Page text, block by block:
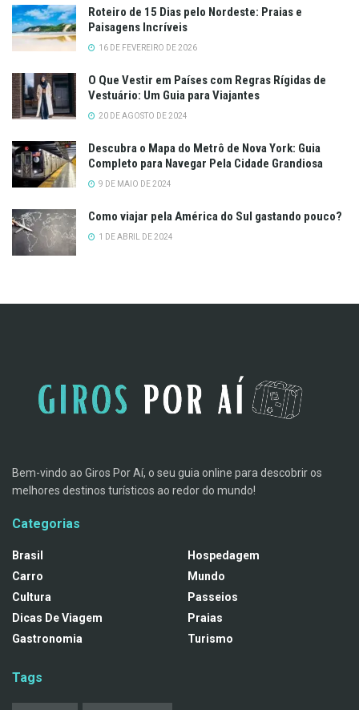
Roteiro de 15 Dias pelo Nordeste: Praias e
Paisagens Incríveis
16 DE FEVEREIRO DE 2026
O Que Vestir em Países com Regras Rígidas de
Vestuário: Um Guia para Viajantes
20 DE AGOSTO DE 2024
Descubra o Mapa do Metrô de Nova York: Guia
Completo para Navegar Pela Cidade Grandiosa
9 DE MAIO DE 2024
Como viajar pela América do Sul gastando pouco?
1 DE ABRIL DE 2024
Bem-vindo ao Giros Por Aí, o seu guia online para descobrir os
melhores destinos turísticos ao redor do mundo!
Categorias
Brasil
Carro
Cultura
Dicas De Viagem
Gastronomia
Hospedagem
Mundo
Passeios
Praias
Turismo
Tags